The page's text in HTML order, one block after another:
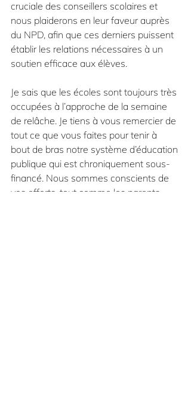
cruciale des conseillers scolaires et
nous plaiderons en leur faveur auprès
du NPD, afin que ces derniers puissent
établir les relations nécessaires à un
soutien efficace aux élèves.
Je sais que les écoles sont toujours très
occupées à l’approche de la semaine
de relâche. Je tiens à vous remercier de
tout ce que vous faites pour tenir à
bout de bras notre système d’éducation
publique qui est chroniquement sous-
financé. Nous sommes conscients de
vos efforts, tout comme les parents.